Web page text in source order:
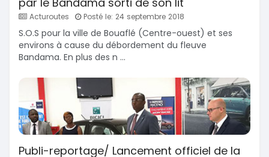
Acturoutes Posté le: 24 septembre 2018
S.O.S pour la ville de Bouaflé (Centre-ouest) et ses
environs à cause du débordement du fleuve
Bandama. En plus des n ...
Publi-reportage/ Lancement officiel de la